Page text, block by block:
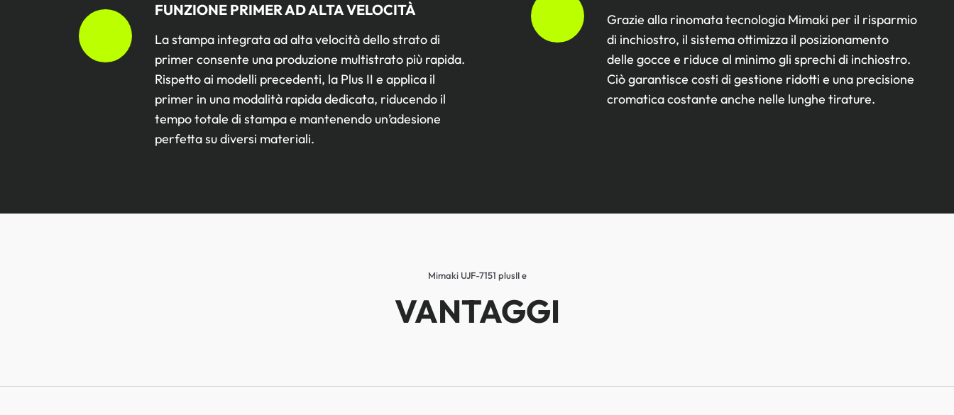
FUNZIONE PRIMER AD ALTA VELOCITÀ
La stampa integrata ad alta velocità dello strato di
primer consente una produzione multistrato più rapida.
Rispetto ai modelli precedenti, la Plus II e applica il
primer in una modalità rapida dedicata, riducendo il
tempo totale di stampa e mantenendo un’adesione
perfetta su diversi materiali.
Grazie alla rinomata tecnologia Mimaki per il risparmio
di inchiostro, il sistema ottimizza il posizionamento
delle gocce e riduce al minimo gli sprechi di inchiostro.
Ciò garantisce costi di gestione ridotti e una precisione
cromatica costante anche nelle lunghe tirature.
Mimaki UJF-7151 plusII e
VANTAGGI